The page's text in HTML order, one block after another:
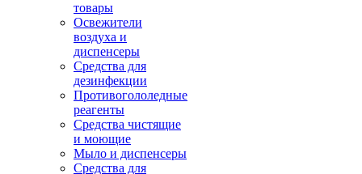
товары
Освежители
воздуха и
диспенсеры
Средства для
дезинфекции
Противогололедные
реагенты
Средства чистящие
и моющие
Мыло и диспенсеры
Средства для